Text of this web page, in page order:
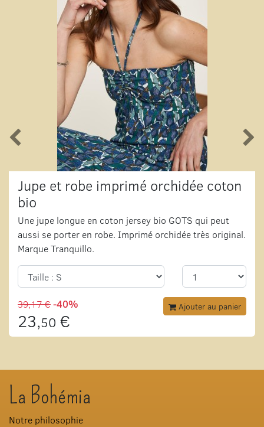
Jupe et robe imprimé orchidée coton
bio
Une jupe longue en coton jersey bio GOTS qui peut
aussi se porter en robe. Imprimé orchidée très original.
Marque Tranquillo.
39,17 €-40%
23,50 €
Ajouter au panier
La Bohémia
Notre philosophie